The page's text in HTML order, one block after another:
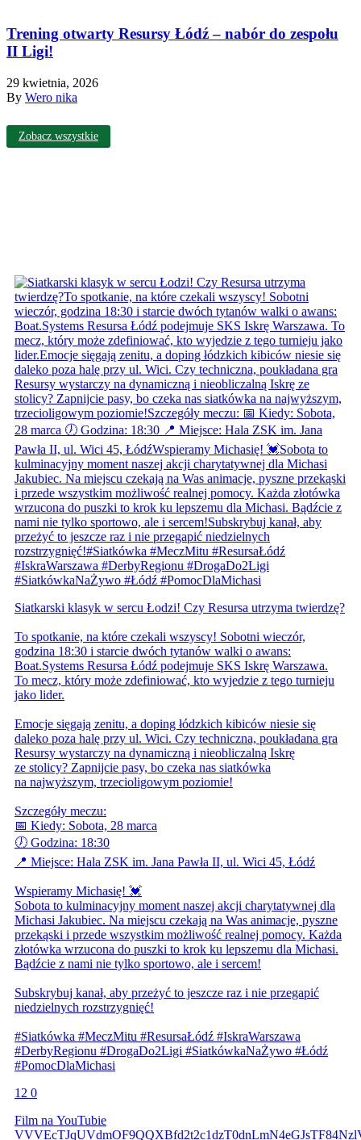
Trening otwarty Resursy Łódź – nabór do zespołu
II Ligi!
29 kwietnia, 2026
By Wero nika
Zobacz wszystkie
Siatkarski klasyk w sercu Łodzi! Czy Resursa utrzyma twierdzę?
To spotkanie, na które czekali wszyscy! Sobotni wieczór,
godzina 18:30 i starcie dwóch tytanów walki o awans:
Boat.Systems Resursa Łódź podejmuje SKS Iskrę Warszawa.
To mecz, który może zdefiniować, kto wyjedzie z tego turnieju
jako lider.
Emocje sięgają zenitu, a doping łódzkich kibiców niesie się
daleko poza halę przy ul. Wici. Czy techniczna, poukładana gra
Resursy wystarczy na dynamiczną i nieobliczalną Iskrę
ze stolicy? Zapnijcie pasy, bo czeka nas siatkówka
na najwyższym, trzecioligowym poziomie!
Szczegóły meczu:
📅 Kiedy: Sobota, 28 marca
🕖 Godzina: 18:30
📍 Miejsce: Hala ZSK im. Jana Pawła II, ul. Wici 45, Łódź
Wspieramy Michasię! 💓
Sobota to kulminacyjny moment naszej akcji charytatywnej dla
Michasi Jakubiec. Na miejscu czekają na Was animacje, pyszne
przekąski i przede wszystkim możliwość realnej pomocy. Każda
złotówka wrzucona do puszki to krok ku lepszemu dla Michasi.
Bądźcie z nami nie tylko sportowo, ale i sercem!
Subskrybuj kanał, aby przeżyć to jeszcze raz i nie przegapić
niedzielnych rozstrzygnięć!
#Siatkówka #MeczMitu #ResursaŁódź #IskraWarszawa
#DerbyRegionu #DrogaDo2Ligi #SiatkówkaNaŻywo #Łódź
#PomocDlaMichasi
12 0
Film na YouTubie